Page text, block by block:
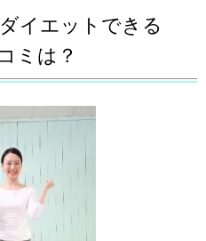
イエットできる
ミは？